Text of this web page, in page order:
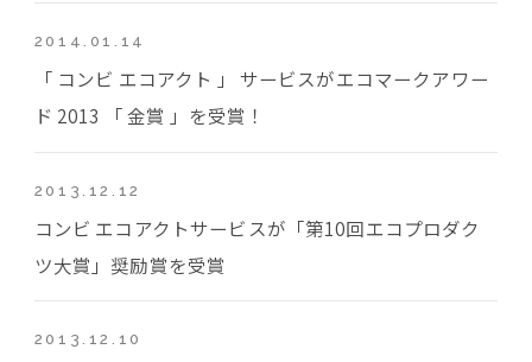
2014.01.14
「 コンビ エコアクト 」 サービスがエコマークアワー
ド 2013 「 金賞 」を受賞！
2013.12.12
コンビ エコアクトサービスが「第10回エコプロダク
ツ大賞」奨励賞を受賞
2013.12.10